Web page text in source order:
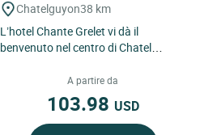
Chatelguyon38 km
L’hotel Chante Grelet vi dà il
benvenuto nel centro di Chatel
autostradale della A89, a...
A partire da
103.98 USD